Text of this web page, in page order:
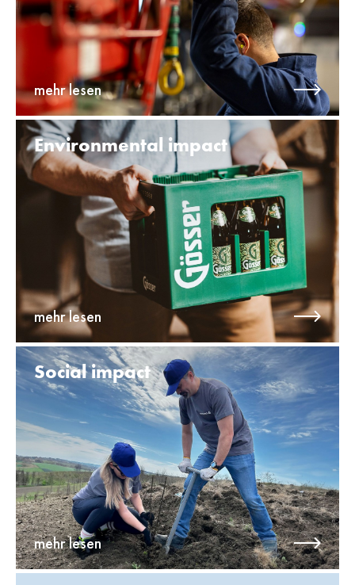
mehr lesen
Environ­mental impact
mehr lesen
Social impact
mehr lesen